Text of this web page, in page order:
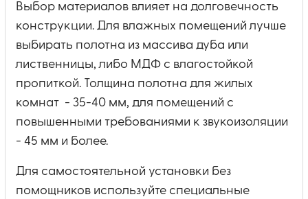
Выбор материалов влияет на долговечность
конструкции. Для влажных помещений лучше
выбирать полотна из массива дуба или
лиственницы, либо МДФ с влагостойкой
пропиткой. Толщина полотна для жилых
комнат - 35-40 мм, для помещений с
повышенными требованиями к звукоизоляции
- 45 мм и более.
Для самостоятельной установки без
помощников используйте специальные